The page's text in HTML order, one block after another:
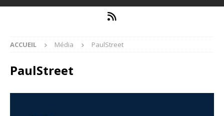
ACCUEIL Média PaulStreet
PaulStreet